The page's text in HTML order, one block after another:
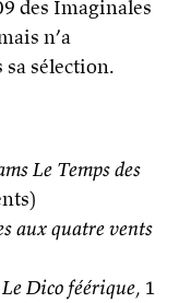
des Imaginales
n’a
sélection.
Le Temps des
aux quatre vents
Le Dico féérique, 1